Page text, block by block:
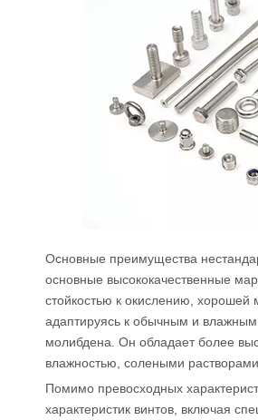
Основные преимущества
основные высококачественные
стойкостью к окислению, хорошей
адаптируясь к обычным и
молибдена. Он обладает более
влажностью, солеными
Помимо превосходных
характеристик винтов, включая